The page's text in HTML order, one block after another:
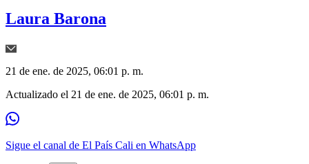
Laura Barona
21 de ene. de 2025, 06:01 p. m.
Actualizado el 21 de ene. de 2025, 06:01 p. m.
Sigue el canal de El País Cali en WhatsApp